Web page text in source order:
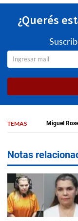
¿Querés
TEMAS Miguel
Notas